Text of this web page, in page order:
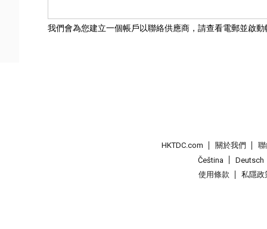
我們會為您建立一個帳戶以聯絡供應商，請查看電郵並啟動
HKTDC.com 關於我們
Čeština
Deutsch
使用條款
私隱政